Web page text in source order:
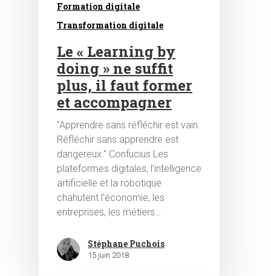
Formation digitale
Transformation digitale
Le « Learning by
doing » ne suffit
plus, il faut former
et accompagner
"Apprendre sans réfléchir est vain.
Réfléchir sans apprendre est
dangereux." Confucius Les
plateformes digitales, l'intelligence
artificielle et la robotique
chahutent l'économie, les
entreprises, les métiers…
Stéphane Puchois
15 juin 2018